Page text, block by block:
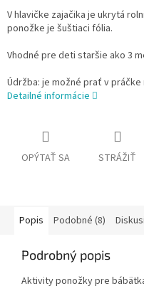
Vhlavičke zajačika je ukrytá
ponožke je šuštiaci fólia.
Vhodné pre deti staršie ako 3
Údržba: je možné prať vpráčke
Detailné informácie
OPÝTAŤ SA STRÁŽIŤ
Popis Podobné (8)
Podrobný popis
Aktivity ponožky pre